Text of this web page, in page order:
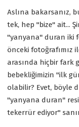
Aslına bakarsanız,
tek, hep "bize" ait...
"yanyana" duran iki
önceki fotoğrafımız
arasında hiçbir fark
bebekliğimizin "ilk
olabilir? Evet, böyle
"yanyana duran"
tekerrür ediyor"